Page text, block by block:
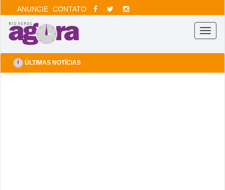
ANUNCIE CONTATO
Menu
ÚLTIMAS NOTÍCIAS